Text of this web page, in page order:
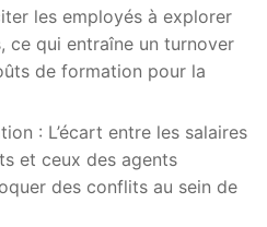
les employés à explorer
ce qui entraîne un turnover
de formation pour la
: L’écart entre les salaires
et ceux des agents
des conflits au sein de